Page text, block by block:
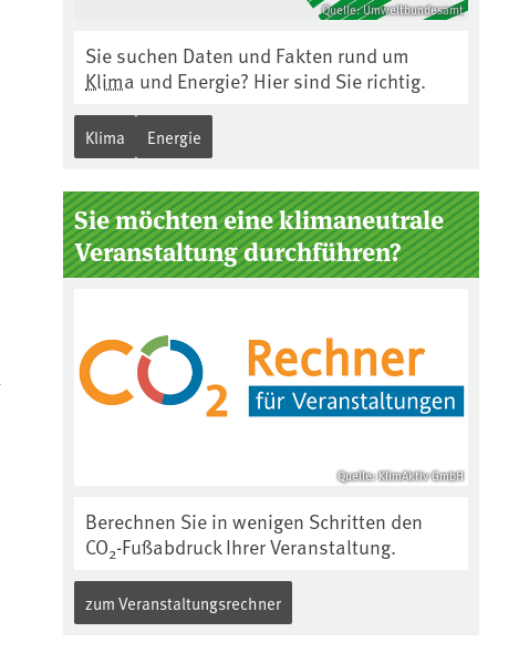
Quelle: Umweltbundesamt
Sie suchen Daten und Fakten rund um
Klima und Energie? Hier sind Sie richtig.
Klima Energie
Sie möchten eine klimaneutrale
Veranstaltung durchführen?
Quelle: KlimAktiv GmbH
Berechnen Sie in wenigen Schritten den
CO2-Fußabdruck Ihrer Veranstaltung.
zum Veranstaltungsrechner